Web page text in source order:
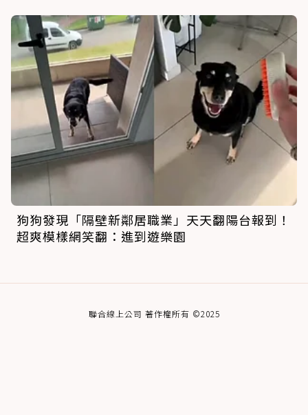
狗狗發現「隔壁新鄰居職業」天天翻陽台報到！
超爽模樣網笑翻：進到遊樂園
聯合線上公司 著作權所有 ©2025